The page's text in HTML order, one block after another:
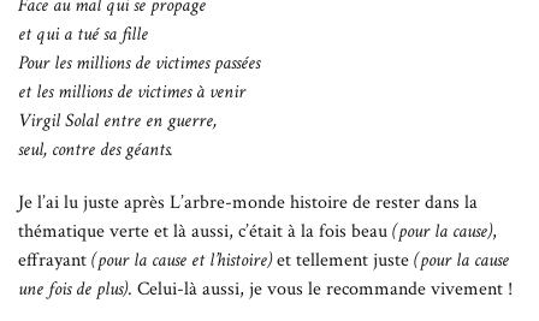
Face au mal qui se propage
et qui a tué sa fille
Pour les millions de victimes passées
et les millions de victimes à venir
Virgil Solal entre en guerre,
seul, contre des géants.
Je l’ai lu juste après L’arbre-monde histoire de rester dans la
thématique verte et là aussi, c’était à la fois beau(pour la cause),
effrayant(pour la cause et l’histoire)et tellement juste(pour la cause
une fois de plus). Celui-là aussi, je vous le recommande vivement !